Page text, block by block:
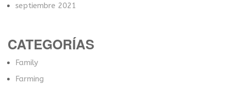
septiembre 2021
CATEGORÍAS
Family
Farming